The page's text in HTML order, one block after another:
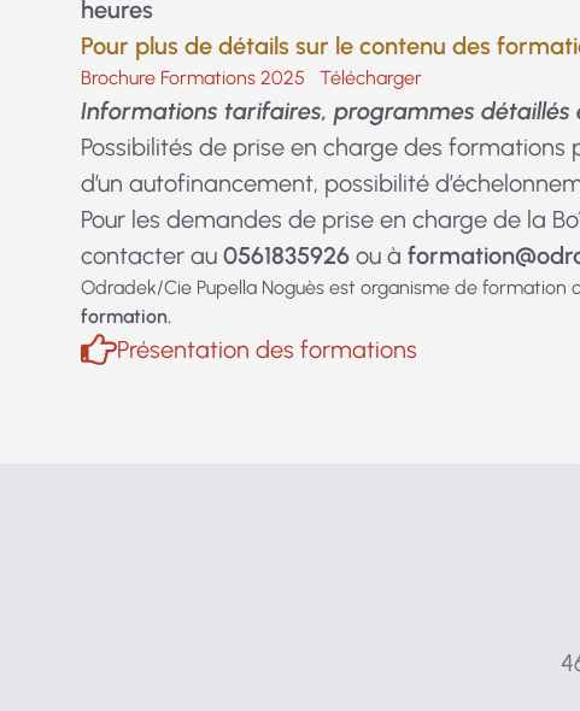
heures
Pour plus de détails sur le contenu des
Brochure Formations 2025 Télécharger
Informations tarifaires, programmes détaillés
Possibilités de prise en charge des formations
d’un autofinancement, possibilité
Pour les demandes de prise en charge de la
contacter au0561835926 ou à@noitamrof
Odradek/Cie Pupella Noguès est organisme de
formation.
Présentation des formations